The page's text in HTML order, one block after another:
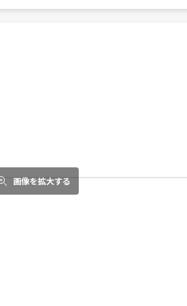
画像を拡大する